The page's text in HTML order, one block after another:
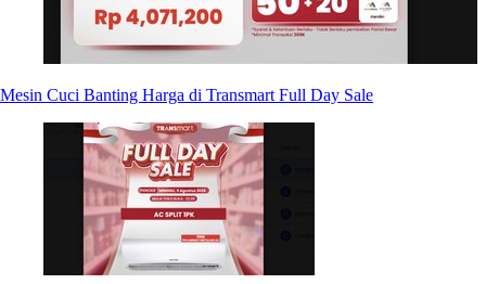
Mesin Cuci Banting Harga di Transmart Full Day Sale